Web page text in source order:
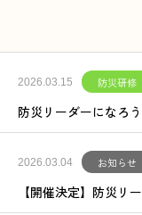
2026.03.15 防災研修
防災リーダーになろ
2026.03.04 お知らせ
【開催決定】防災リ